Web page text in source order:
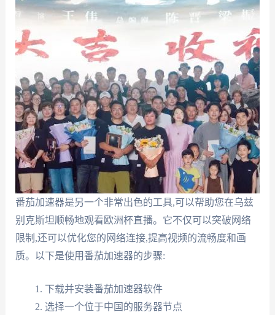
番茄加速器是另一个非常出色的工具,可以帮助您在乌兹
别克斯坦顺畅地观看欧洲杯直播。它不仅可以突破网络
限制,还可以优化您的网络连接,提高视频的流畅度和画
质。以下是使用番茄加速器的步骤:
下载并安装番茄加速器软件
选择一个位于中国的服务器节点